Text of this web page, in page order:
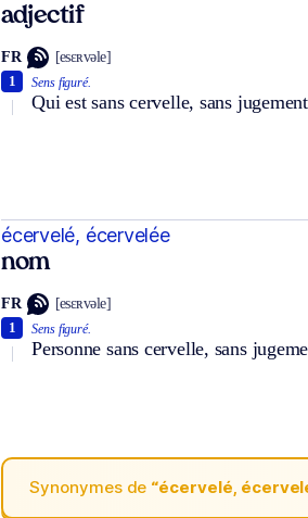
adjectif
FR [esɛʀvəle]
Sens figuré.
Qui est sans cervelle, sans
1
écervelé, écervelée
nom
FR [esɛʀvəle]
Sens figuré.
Personne sans cervelle, sans
1
Synonymes de “écervelé,